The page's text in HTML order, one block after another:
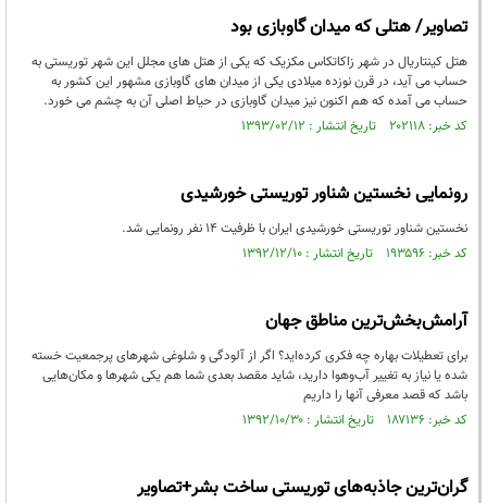
تصاویر/ هتلی که میدان گاوبازی بود
هتل کینتاریال در شهر زاکاتکاس مکزیک که یکی از هتل های مجلل این شهر توریستی به
حساب می آید، در قرن نوزده میلادی یکی از میدان های گاوبازی مشهور این کشور به
حساب می آمده که هم اکنون نیز میدان گاوبازی در حیاط اصلی آن به چشم می خورد.
کد خبر: ۲۰۲۱۱۸ تاریخ انتشار : ۱۳۹۳/۰۲/۱۲
رونمایی نخستین شناور توریستی خورشیدی
نخستین شناور توریستی خورشیدی ایران با ظرفیت 14 نفر رونمایی شد.
کد خبر: ۱۹۳۵۹۶ تاریخ انتشار : ۱۳۹۲/۱۲/۱۰
آرامش‌بخش‌ترین مناطق جهان
برای تعطیلات بهاره چه فکری کرده‌اید؟ اگر از آلودگی و شلوغی شهرهای پرجمعیت خسته
شده یا نیاز به تغییر آب‌و‌هوا دارید، شاید مقصد بعدی شما هم یکی شهرها و مکان‌هایی
باشد که قصد معرفی آنها را داریم
کد خبر: ۱۸۷۱۳۶ تاریخ انتشار : ۱۳۹۲/۱۰/۳۰
گران‌ترین جاذبه‌های توریستی ساخت بشر+تصاویر